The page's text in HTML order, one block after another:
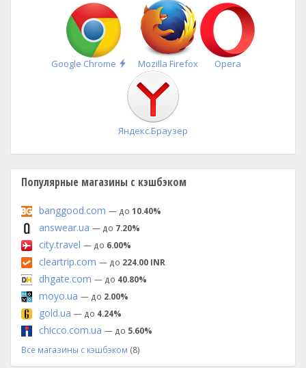
Google Chrome
Быстрая
установка
Mozilla Firefox Opera
Яндекс.Браузер
Популярные магазины с кэшбэком
banggood.com — до 10.40%
answear.ua — до 7.20%
city.travel — до 6.00%
cleartrip.com — до 224.00 INR
dhgate.com — до 40.80%
moyo.ua — до 2.00%
gold.ua — до 4.24%
chicco.com.ua — до 5.60%
Все магазины с кэшбэком (8)